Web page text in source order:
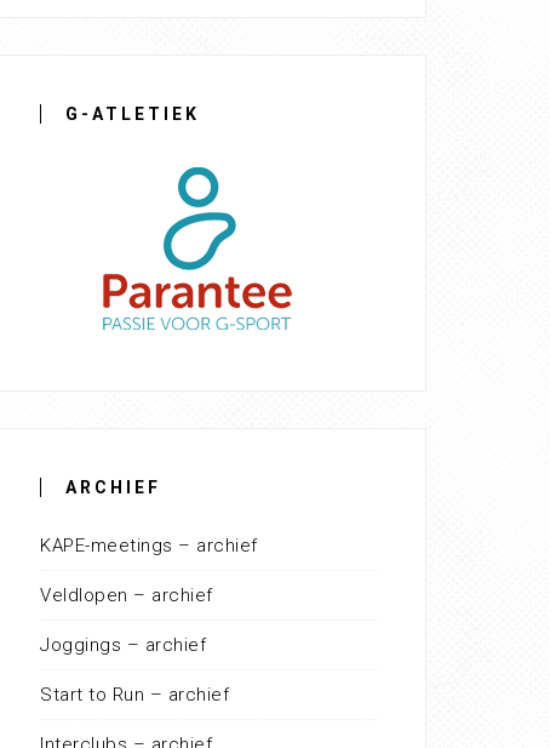
G-ATLETIEK
ARCHIEF
KAPE-meetings – archief
Veldlopen – archief
Joggings – archief
Start to Run – archief